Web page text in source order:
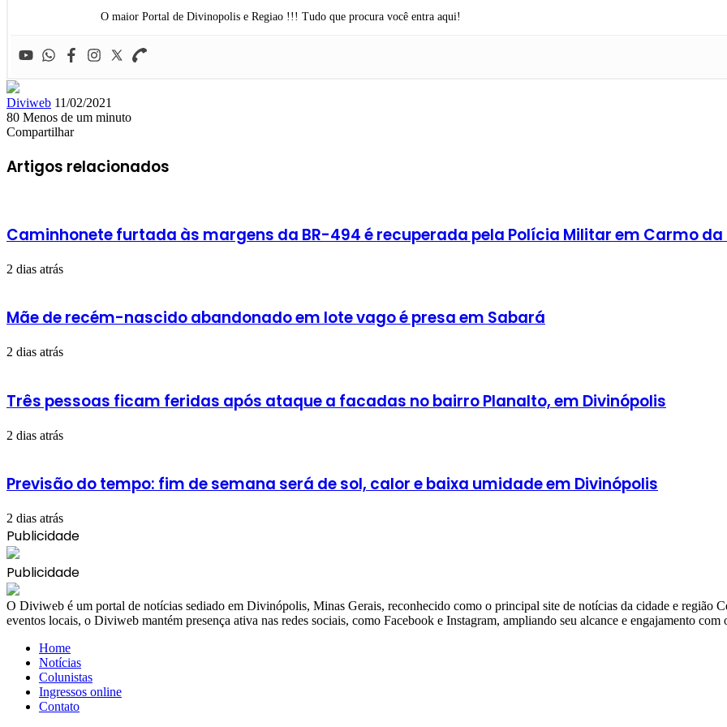
O maior Portal de Divinopolis e Regiao !!! Tudo que procura você entra aqui!
Diviweb Mande
um
e-
11/02/2021
80 Menos de um minuto
Facebook
X
Linkedin
Skype
Messenger
Messenger
WhatsApp
Telegram
Compartilhar
via
e-
Artigos relacionados
Caminhonete furtada às margens da BR-494 é recuperada pela Polícia Militar em Carmo
2 dias atrás
Mãe de recém-nascido abandonado em lote vago é presa em Sabará
2 dias atrás
Três pessoas ficam feridas após ataque a facadas no bairro Planalto, em Divinópolis
2 dias atrás
Previsão do tempo: fim de semana será de sol, calor e baixa umidade em Divinópolis
2 dias atrás
Publicidade
Publicidade
​O Diviweb é um portal de notícias sediado em Divinópolis, Minas Gerais, reconhecido como o principal site de notícias da cidade e região
eventos locais, o Diviweb mantém presença ativa nas redes sociais, como Facebook e Instagram, ampliando seu alcance e engajamento com
Home
Notícias
Colunistas
Ingressos online
Contato